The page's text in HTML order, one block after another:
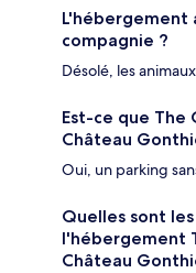
L'hébergement
compagnie ?
Désolé, les
Est-ce que The
Château
Oui, un parking
Quelles sont
l'hébergement
Château